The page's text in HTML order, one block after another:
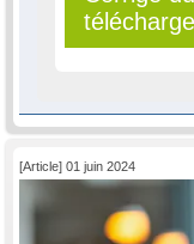
[Article] 01 juin 2024